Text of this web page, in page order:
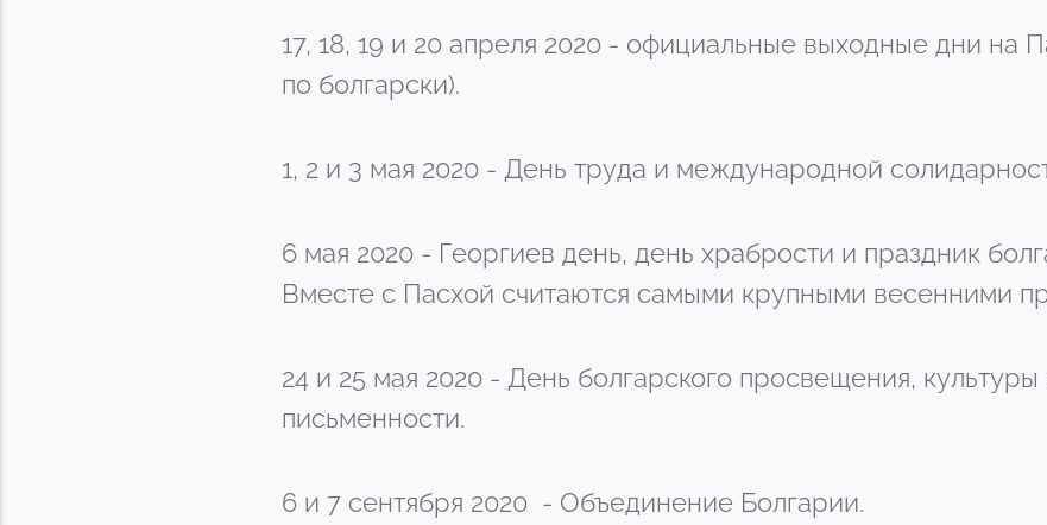
17, 18, 19 и 20 апреля 2020 - официальные выходные дни на
по болгарски).
1, 2 и 3 мая 2020 - День труда и международной
6 мая 2020 - Георгиев день, день храбрости и праздник
Вместе с Пасхой считаются самыми крупными весенними
24 и 25 мая 2020 - День болгарского просвещения, культуры
письменности.
6 и 7 сентября 2020 - Объединение Болгарии.